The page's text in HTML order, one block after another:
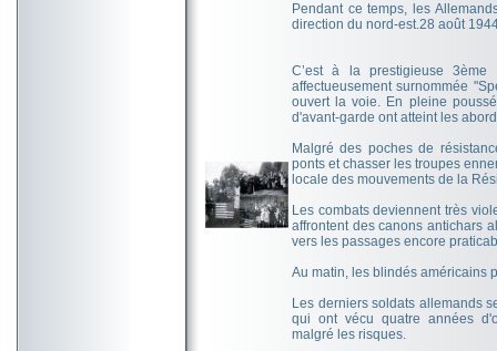
Pendant ce temps, les
direction du nord-est.28 août
C’est à la prestigieuse 3ème
affectueusement surnommée
ouvert la voie. En pleine
d'avant-garde ont atteint les
Malgré des poches de
ponts et chasser les troupes
locale des mouvements de la
Les combats deviennent très
affrontent des canons antichars
vers les passages encore
Au matin, les blindés américains
Les derniers soldats allemands
qui ont vécu quatre années
malgré les risques.